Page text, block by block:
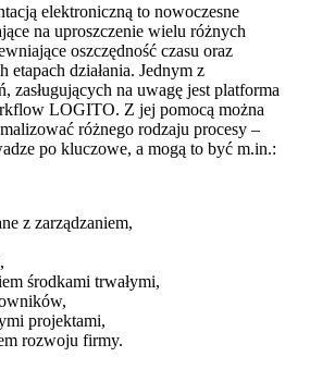
elektroniczną to nowoczesne
na uproszczenie wielu różnych
oszczędność czasu oraz
etapach działania. Jednym z
zasługujących na uwagę jest platforma
LOGITO. Z jej pomocą można
różnego rodzaju procesy –
po kluczowe, a mogą to być m.in.:
z zarządzaniem,
środkami trwałymi,
projektami,
rozwoju firmy.